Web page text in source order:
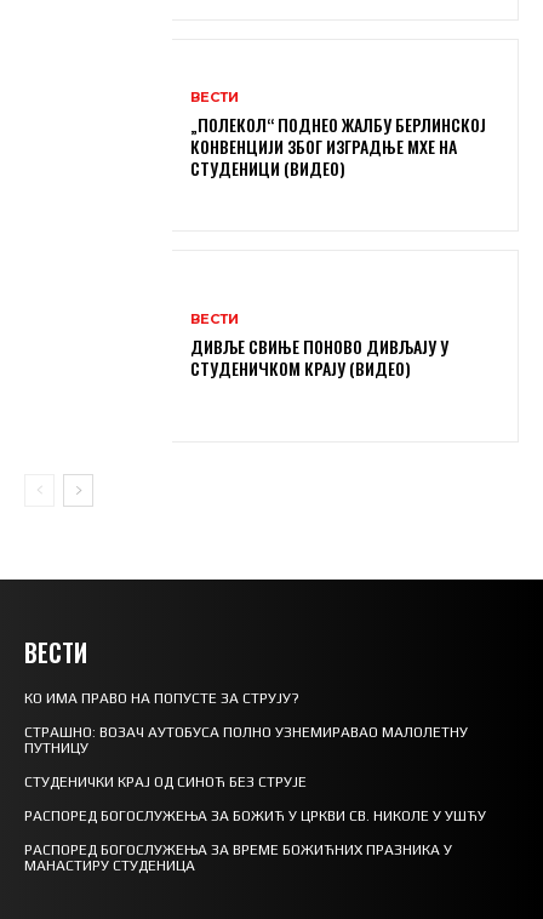
ВЕСТИ
„ПОЛЕКОЛ“ ПОДНЕО ЖАЛБУ БЕРЛИНСКОЈ
КОНВЕНЦИЈИ ЗБОГ ИЗГРАДЊЕ МХЕ НА
СТУДЕНИЦИ (ВИДЕО)
ВЕСТИ
ДИВЉЕ СВИЊЕ ПОНОВО ДИВЉАЈУ У
СТУДЕНИЧКОМ КРАЈУ (ВИДЕО)
ВЕСТИ
КО ИМА ПРАВО НА ПОПУСТЕ ЗА СТРУЈУ?
СТРАШНО: ВОЗАЧ АУТОБУСА ПОЛНО УЗНЕМИРАВАО МАЛОЛЕТНУ
ПУТНИЦУ
СТУДЕНИЧКИ КРАЈ ОД СИНОЋ БЕЗ СТРУЈЕ
РАСПОРЕД БОГОСЛУЖЕЊА ЗА БОЖИЋ У ЦРКВИ СВ. НИКОЛЕ У УШЋУ
РАСПОРЕД БОГОСЛУЖЕЊА ЗА ВРЕМЕ БОЖИЋНИХ ПРАЗНИКА У
МАНАСТИРУ СТУДЕНИЦА